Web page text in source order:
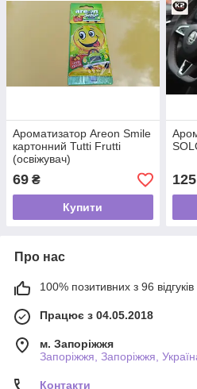
Ароматизатор Areon Smile
картонний Tutti Frutti
(освіжувач)
69 ₴
Купити
125
Про нас
100% позитивних з 96 відгуків
Працює з 04.05.2018
м. Запоріжжя
Запоріжжя, Запоріжжя,
Контакти